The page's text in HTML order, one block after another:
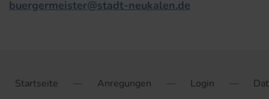
buergermeister@stadt-neukalen.de
Startseite Anregungen Login